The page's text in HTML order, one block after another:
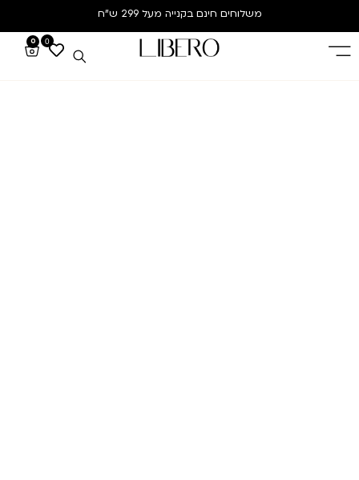
משלוחים חינם בקנייה מעל 299 ש”ח
0
0